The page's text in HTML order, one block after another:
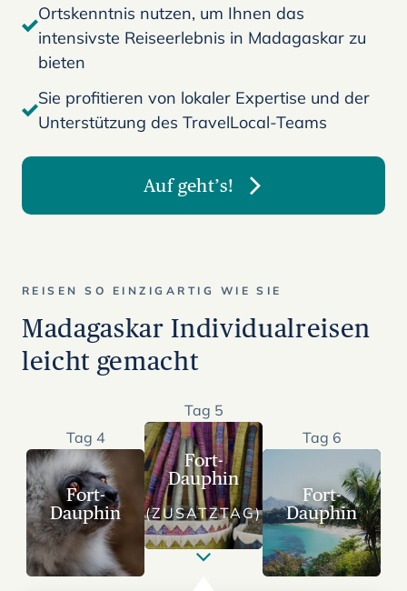
Ortskenntnis nutzen, um Ihnen das
intensivste Reiseerlebnis in Madagaskar zu
bieten
Sie profitieren von lokaler Expertise und der
Unterstützung des TravelLocal-Teams
Auf geht’s!
REISEN SO EINZIGARTIG WIE SIE
Madagaskar Individualreisen
leicht gemacht
Tag 4
Fort-
Dauphin
Tag 5
Fort-
Dauphin
(ZUSATZTAG)
Tag 6
Fort-
Dauphin